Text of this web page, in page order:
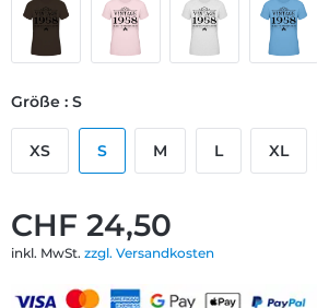
CHF 24,50
inkl. MwSt. zzgl. Versandkosten
Größe : S
XS S M L XL